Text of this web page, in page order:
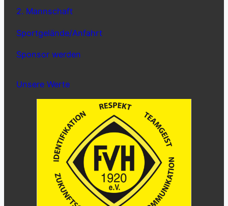
2. Mannschaft
Sportgelände/Anfahrt
Sponsor werden
Unsere Werte